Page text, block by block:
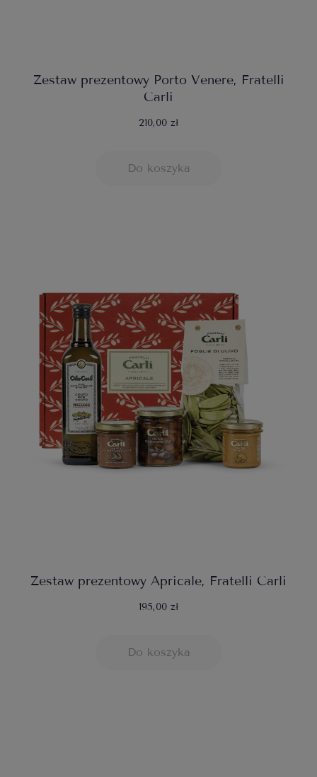
Zestaw prezentowy Porto Venere, Fratelli
Carli
210,00 zł
Do koszyka
Zestaw prezentowy Apricale, Fratelli Carli
195,00 zł
Do koszyka